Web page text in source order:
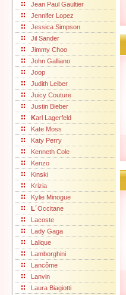
Jean Paul Gaultier
Jennifer Lopez
Jessica Simpson
Jil Sander
Jimmy Choo
John Galliano
Joop
Judith Leiber
Juicy Couture
Justin Bieber
Karl Lagerfeld
Kate Moss
Katy Perry
Kenneth Cole
Kenzo
Kinski
Krizia
Kylie Minogue
L´Occitane
Lacoste
Lady Gaga
Lalique
Lamborghini
Lancôme
Lanvin
Laura Biagiotti